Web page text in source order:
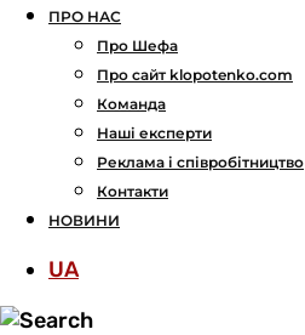
ПРО НАС
Про Шефа
Про сайт klopotenko.com
Команда
Наші експерти
Реклама і співробітництво
Контакти
НОВИНИ
UA